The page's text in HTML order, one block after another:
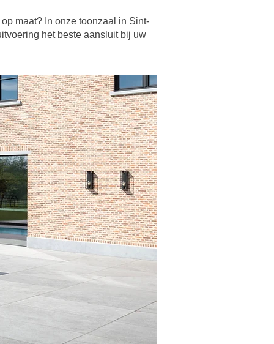
maat? In onze toonzaal in Sint-
het beste aansluit bij uw